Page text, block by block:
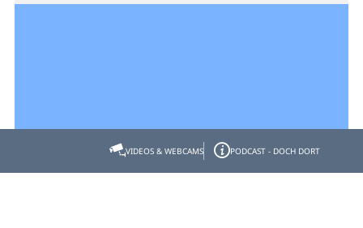
VIDEOS & WEBCAMS PODCAST - DOCH DORT